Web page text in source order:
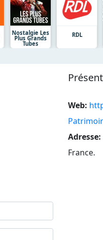
Nostalgie Les
Plus Grands
Tubes
RDL
Web:
Adresse:
France.